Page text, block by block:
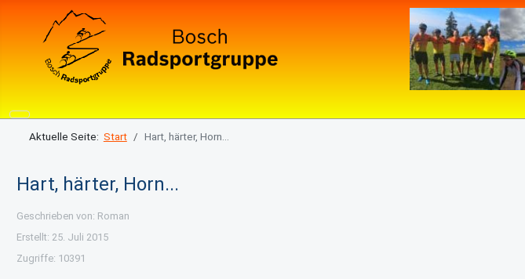
Aktuelle Seite: Start Hart, härter, Horn...
Hart, härter, Horn...
Details
Geschrieben von: Roman
Erstellt: 25. Juli 2015
Zugriffe: 10391